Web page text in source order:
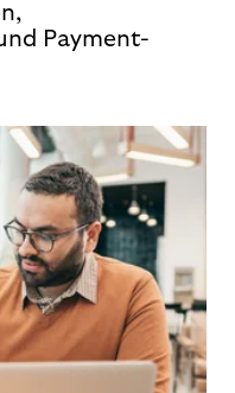
Payment-